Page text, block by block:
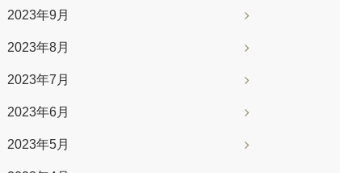
2023年9月
2023年8月
2023年7月
2023年6月
2023年5月